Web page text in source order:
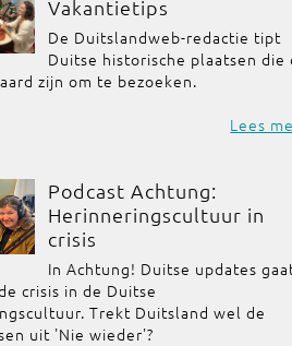
Vakantietips
De Duitslandweb-redactie tipt
Duitse historische plaatsen die
zijn om te bezoeken.
Lees
Podcast Achtung:
Herinneringscultuur in
crisis
In Achtung! Duitse updates
crisis in de Duitse
Trekt Duitsland wel de
uit 'Nie wieder'?